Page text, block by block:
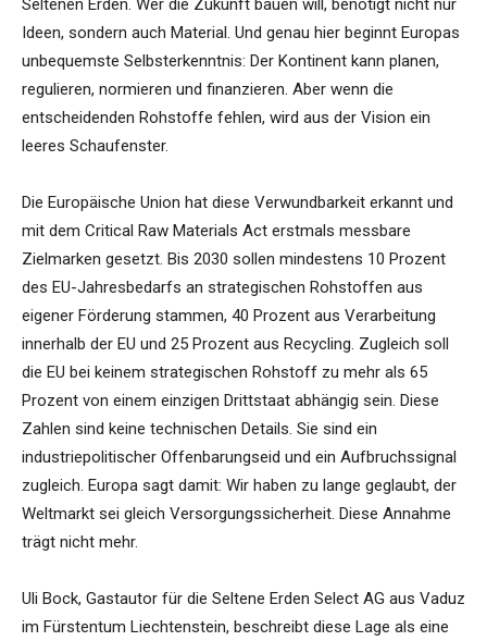
Seltenen Erden. Wer die Zukunft bauen will, benötigt nicht nur
Ideen, sondern auch Material. Und genau hier beginnt Europas
unbequemste Selbsterkenntnis: Der Kontinent kann planen,
regulieren, normieren und finanzieren. Aber wenn die
entscheidenden Rohstoffe fehlen, wird aus der Vision ein
leeres Schaufenster.
Die Europäische Union hat diese Verwundbarkeit erkannt und
mit dem Critical Raw Materials Act erstmals messbare
Zielmarken gesetzt. Bis 2030 sollen mindestens 10 Prozent
des EU-Jahresbedarfs an strategischen Rohstoffen aus
eigener Förderung stammen, 40 Prozent aus Verarbeitung
innerhalb der EU und 25 Prozent aus Recycling. Zugleich soll
die EU bei keinem strategischen Rohstoff zu mehr als 65
Prozent von einem einzigen Drittstaat abhängig sein. Diese
Zahlen sind keine technischen Details. Sie sind ein
industriepolitischer Offenbarungseid und ein Aufbruchssignal
zugleich. Europa sagt damit: Wir haben zu lange geglaubt, der
Weltmarkt sei gleich Versorgungssicherheit. Diese Annahme
trägt nicht mehr.
Uli Bock, Gastautor für die Seltene Erden Select AG aus Vaduz
im Fürstentum Liechtenstein, beschreibt diese Lage als eine